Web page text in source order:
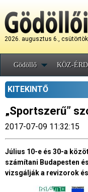
2026. augusztus 6.,
Gödöllő KÖZ-
KITEKINTŐ
„Sportszerű”
2017-07-09 11:32:15
Július 10-e és 30-a
számítani Budapesten
vizsgálják a revizorok